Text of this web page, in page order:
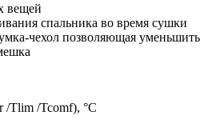
вещей
спальника во время сушки
чехол позволяющая уменьшить
/Tlim /Tcomf), °C